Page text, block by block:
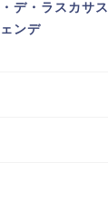
デ・ラスカサス
ンデ